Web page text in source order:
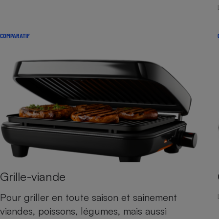
COMPARATIF
Grille-viande
Pour griller en toute saison et sainement
viandes, poissons, légumes, mais aussi
Assurance emprunteur
Téléviseur
Matelas
Mutuelle